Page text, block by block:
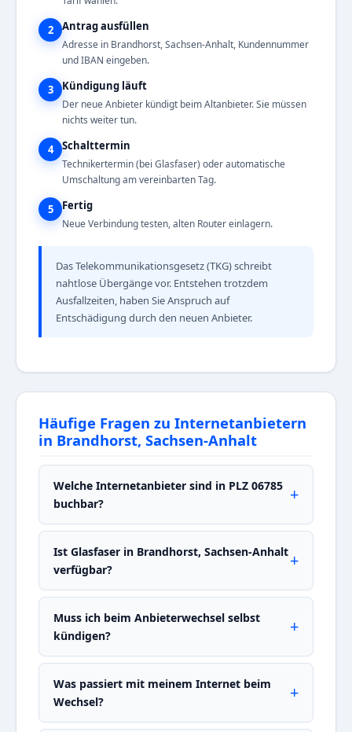
2 Antrag ausfüllen
Adresse in Brandhorst, Sachsen-Anhalt, Kundennummer
und IBAN eingeben.
3 Kündigung läuft
Der neue Anbieter kündigt beim Altanbieter. Sie müssen
nichts weiter tun.
4 Schalttermin
Technikertermin (bei Glasfaser) oder automatische
Umschaltung am vereinbarten Tag.
5 Fertig
Neue Verbindung testen, alten Router einlagern.
Das Telekommunikationsgesetz (TKG) schreibt
nahtlose Übergänge vor. Entstehen trotzdem
Ausfallzeiten, haben Sie Anspruch auf
Entschädigung durch den neuen Anbieter.
Häufige Fragen zu Internetanbietern
in Brandhorst, Sachsen-Anhalt
Welche Internetanbieter sind in PLZ 06785
buchbar?
Ist Glasfaser in Brandhorst, Sachsen-Anhalt
verfügbar?
Muss ich beim Anbieterwechsel selbst
kündigen?
Was passiert mit meinem Internet beim
Wechsel?